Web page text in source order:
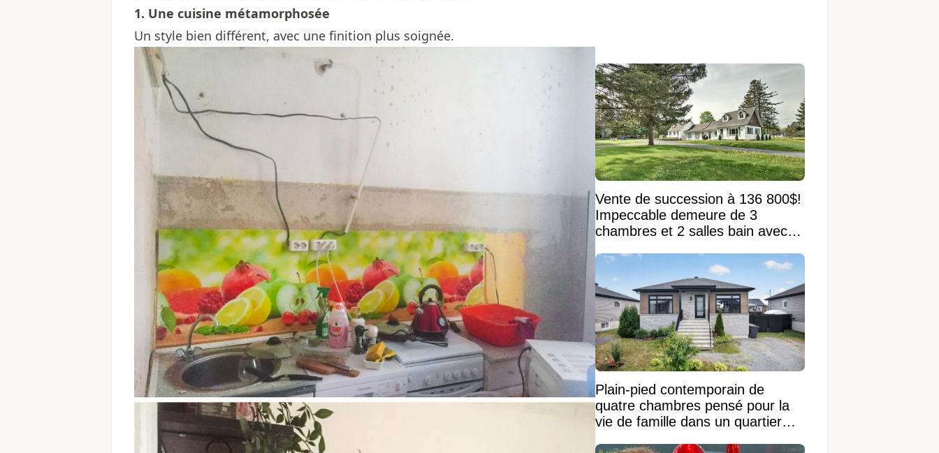
1. Une cuisine métamorphosée
Un style bien différent, avec une finition plus soignée.
Vente de succession à 136 800$!
Impeccable demeure de 3
chambres et 2 salles bain avec
Plain-pied contemporain de
quatre chambres pensé pour la
vie de famille dans un quartier